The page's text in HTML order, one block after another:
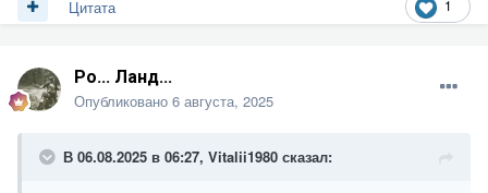
1
Цитата
Ро... Ланд...
Опубликовано 6 августа, 2025
В 06.08.2025 в 06:27, Vitalii1980 сказал: